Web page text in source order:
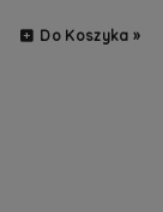
Do Koszyka »